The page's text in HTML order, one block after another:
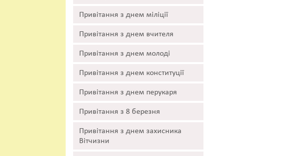
Привітання з днем міліції
Привітання з днем вчителя
Привітання з днем молоді
Привітання з днем конституції
Привітання з днем перукаря
Привітання з 8 березня
Привітання з днем захисника
Вітчизни